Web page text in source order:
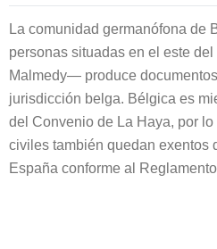
La comunidad germanófona
personas situadas en el este
Malmedy— produce
jurisdicción belga. Bélgica es
del Convenio de La Haya, por
civiles también quedan exentos
España conforme al